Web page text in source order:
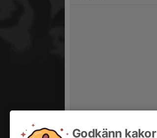
Godkänn kakor